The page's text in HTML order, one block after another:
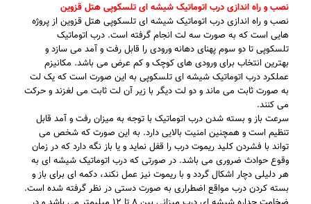
نصب و راه اندازی درب اتوماتیک شیشه ای تلسکوپی هتل قزوین
نصب و راه اندازی درب اتوماتیک شیشه ای تلسکوپی هتل قزوین از پروژه
هایی است که به صورت سه لت انجام گرفته است. درب اتوماتیک
تلسکوپی تا دو سوم پهنای دهانه ورودی را قابل رفت و آمد می سازد و
بهترین انتخاب برای ورودی های کوچک و کم عرض می باشد. مکانیزم
عملکرد درب اتوماتیک شیشه ای تلسکوپی به این صورت است که یک لت
به صورت ثابت می ماند و دو لت دیگر با زیر آن لت ثابت می لغزند و حرکت
می کنند.
سرعت باز و بسته شدن درب اتوماتیک با توجه به میزان رفت و آمد قابل
تنظیم است و همچنین امنیت بالایی دارد. به این صورت که شخص می
تواند با فشردن کلید ریموت درب را قفل نماید و یا باز نگه دارد که در زمان
وقوع حوادث ضروری می باشد. در صورتی که درب اتوماتیک شیشه ای به
هر دلیلی دچار اشکال گردد و با ریموت نیز عمل نکند، دکمه ای برای باز و
بسته کردن درب مواقع اضطراری به صورت دستی در نظر گرفته شده است.